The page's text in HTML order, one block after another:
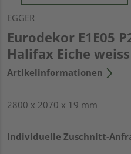
EGGER
Eurodekor E1E05
Halifax Eiche weiss
Artikelinformationen
2800 x 2070 x 19 mm
Individuelle Zuschnitt-